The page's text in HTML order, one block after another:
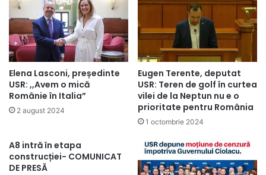
Elena Lasconi, președinte
USR: ,,Avem o mică
Românie în Italia”
2 august 2024
Eugen Terente, deputat
USR: Teren de golf în curtea
vilei de la Neptun nu e o
prioritate pentru România
1 octombrie 2024
A8 intră în etapa
construcției- COMUNICAT
DE PRESĂ